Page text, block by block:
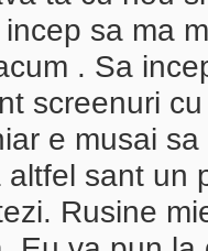
sa ma
. Sa
screenuri
e musai
sant un
Rusine